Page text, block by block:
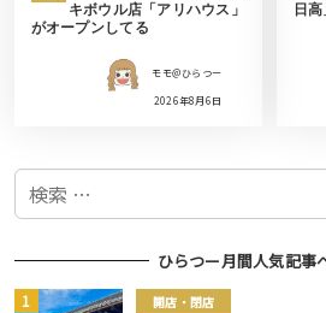
キボウル店「アリハウス」
がオープンしてる
モモ＠ひらつー
2026年8月6日
日
検
ひらつー月間人気記事
開店・閉店